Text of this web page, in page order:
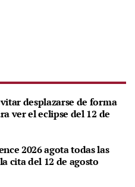
desplazarse de forma
ver el eclipse del 12 de
2026 agota todas las
cita del 12 de agosto